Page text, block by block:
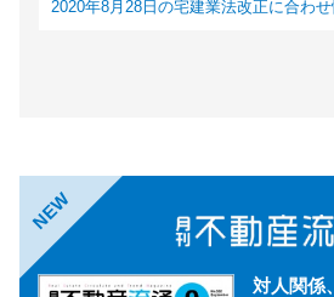
2020年8月28日の宅建業法改正に合わ
NEW
対人関係